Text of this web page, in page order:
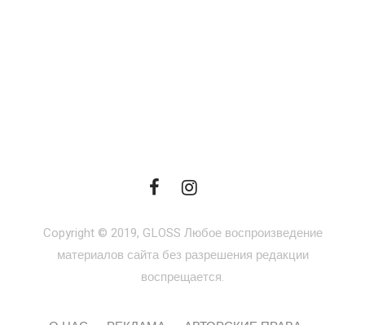
Copyright © 2019, GLOSS Любое воспроизведение
материалов сайта без разрешения редакции
воспрещается.